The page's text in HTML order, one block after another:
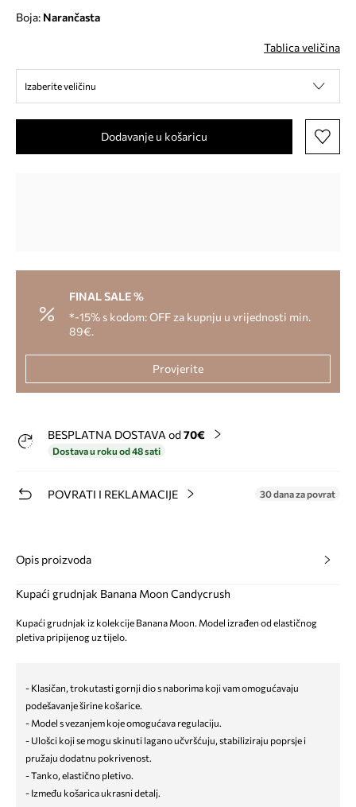
Boja: narančasta
Tablica veličina
Izaberite veličinu
Dodavanje u košaricu
FINAL SALE %
*-15% s kodom: OFF za kupnju u vrijednosti min.
89€.
Provjerite
BESPLATNA DOSTAVA od 70€
Dostava u roku od 48 sati
POVRATI I REKLAMACIJE 30 dana za povrat
Opis proizvoda
Kupaći grudnjak Banana Moon Candycrush
Kupaći grudnjak iz kolekcije Banana Moon. Model izrađen od elastičnog
pletiva pripijenog uz tijelo.
- Klasičan, trokutasti gornji dio s naborima koji vam omogućavaju
podešavanje širine košarice.
- Model s vezanjem koje omogućava regulaciju.
- Ulošci koji se mogu skinuti lagano učvršćuju, stabiliziraju poprsje i
pružaju dodatnu pokrivenost.
- Tanko, elastično pletivo.
- Između košarica ukrasni detalj.